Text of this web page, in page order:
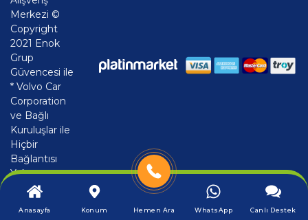
Anasayfa Konum Hemen Ara WhatsApp Canlı Destek
Merkezi ©
Copyright
2021 Enok
Grup
Güvencesi ile
* Volvo Car
Corporation
ve Bağlı
Kuruluşlar ile
Hiçbir
Bağlantısı
Yoktur
PlatinMarket® E-Ticaret Sistemi İle Hazırlanmıştır.